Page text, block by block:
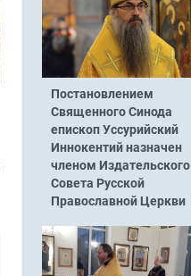
Постановлением
Священного Синода
епископ Уссурийский
Иннокентий назначен
членом Издательского
Совета Русской
Православной Церкви